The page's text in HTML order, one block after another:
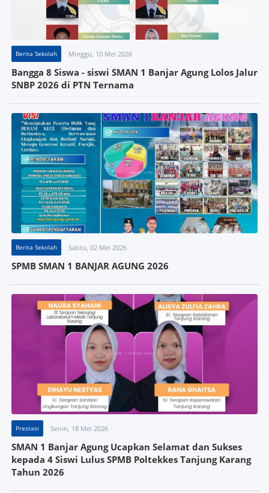
Berita Sekolah Minggu, 10 Mei 2026
Bangga 8 Siswa - siswi SMAN 1 Banjar Agung Lolos Jalur
SNBP 2026 di PTN Ternama
Berita Sekolah Sabtu, 02 Mei 2026
SPMB SMAN 1 BANJAR AGUNG 2026
Prestasi Senin, 18 Mei 2026
SMAN 1 Banjar Agung Ucapkan Selamat dan Sukses
kepada 4 Siswi Lulus SPMB Poltekkes Tanjung Karang
Tahun 2026